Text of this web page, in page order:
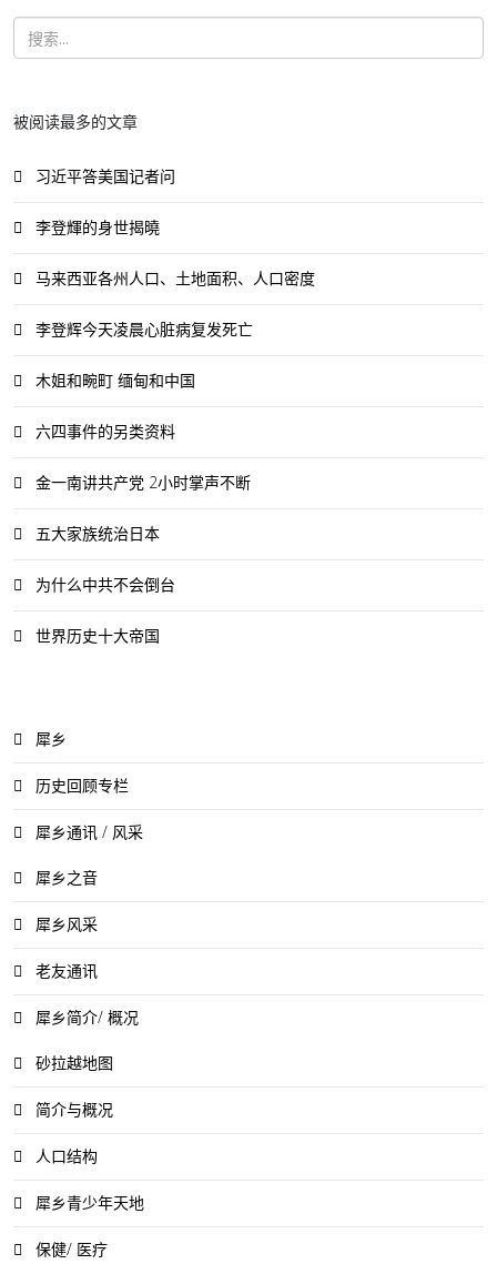
被阅读最多的文章
习近平答美国记者问
李登輝的身世揭曉
马来西亚各州人口、土地面积、人口密度
李登辉今天凌晨心脏病复发死亡
木姐和畹町 缅甸和中国
六四事件的另类资料
金一南讲共产党 2小时掌声不断
五大家族统治日本
为什么中共不会倒台
世界历史十大帝国
犀乡
历史回顾专栏
犀乡通讯 / 风采
犀乡之音
犀乡风采
老友通讯
犀乡简介/ 概况
砂拉越地图
简介与概况
人口结构
犀乡青少年天地
保健/ 医疗